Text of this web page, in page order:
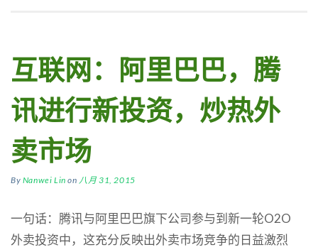
互联网：阿里巴巴，腾
讯进行新投资，炒热外
卖市场
By Nanwei Lin on 八月 31, 2015
一句话：腾讯与阿里巴巴旗下公司参与到新一轮O2O
外卖投资中，这充分反映出外卖市场竞争的日益激烈